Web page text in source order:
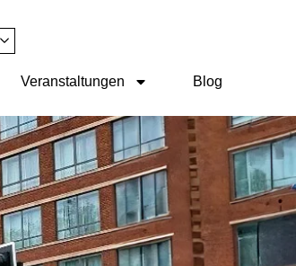
Veranstaltungen Blog